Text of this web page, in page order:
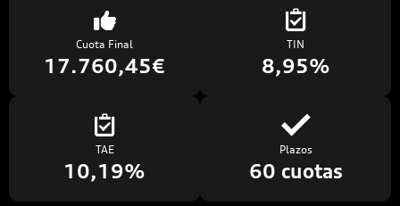
Cuota Final
17.760,45€
TIN
8,95%
TAE
10,19%
Plazos
60 cuotas